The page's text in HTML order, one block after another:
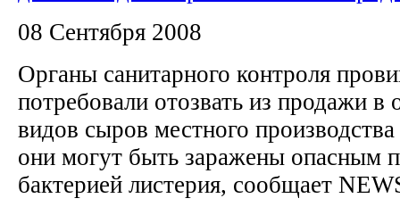
08 Сентября 2008
Органы санитарного контроля
потребовали отозвать из продажи
видов сыров местного
они могут быть заражены опасным
бактерией листерия, сообщает